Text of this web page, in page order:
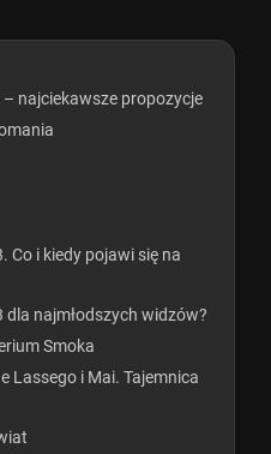
najciekawsze propozycje
Co i kiedy pojawi się na
najmłodszych widzów?
Smoka
Lassego i Mai. Tajemnica